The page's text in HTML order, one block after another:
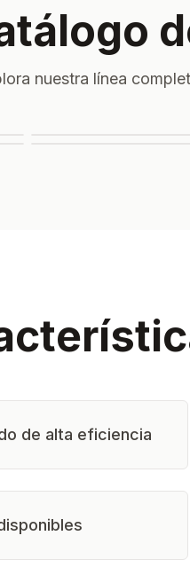
nuestra línea
de alta eficiencia